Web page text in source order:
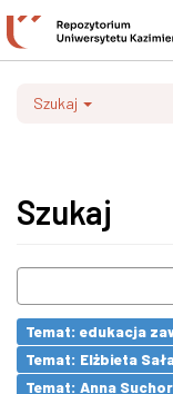
Szukaj
Szukaj
Temat: edukacja
Temat: Elżbieta
Temat: Anna